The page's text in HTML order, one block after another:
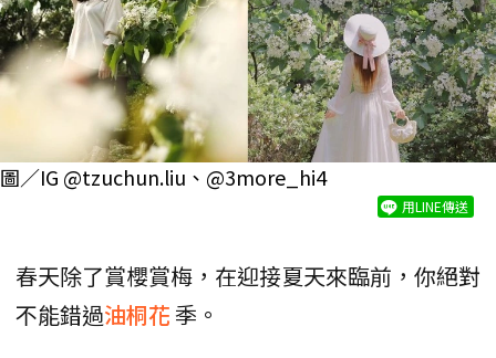
圖／IG @tzuchun.liu、@3more_hi4
用LINE傳送
春天除了賞櫻賞梅，在迎接夏天來臨前，你絕對
不能錯過油桐花季。